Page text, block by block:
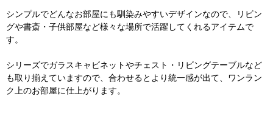
シンプルでどんなお部屋にも馴染みやすいデザインなので、リビン
グや書斎・子供部屋など様々な場所で活躍してくれるアイテムで
す。
シリーズでガラスキャビネットやチェスト・リビングテーブルなど
も取り揃えていますので、合わせるとより統一感が出て、ワンラン
ク上のお部屋に仕上がります。